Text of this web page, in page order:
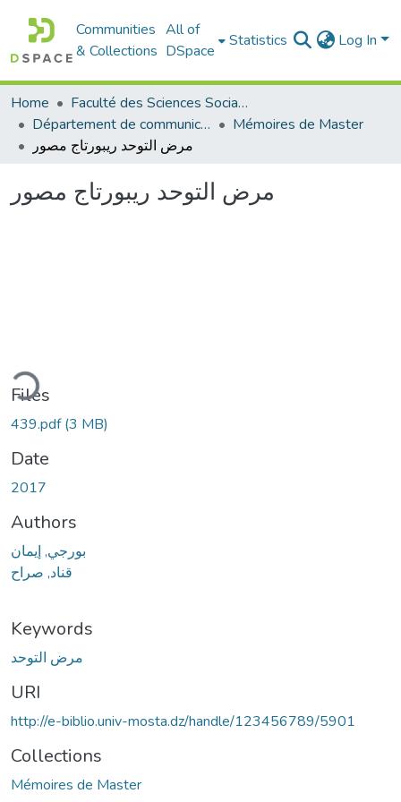
Communities
& Collections
All of
DSpace
Statistics Log In
Home
Faculté des Sciences Sociales
Département de communication
Mémoires de Master
مرض التوحد ريبورتاج مصور
مرض التوحد ريبورتاج مصور
Files
439.pdf(3 MB)
Date
2017
Authors
بورجي, إيمان
قناد, صراح
Keywords
مرض التوحد
URI
http://e-biblio.univ-mosta.dz/handle/123456789/5901
Collections
Mémoires de Master